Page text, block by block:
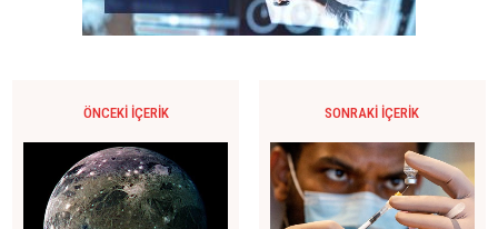
ÖNCEKI İÇERIK SONRAKI İÇERIK